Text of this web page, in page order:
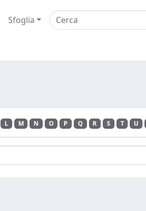
Sfoglia
L M N O P Q R S T U